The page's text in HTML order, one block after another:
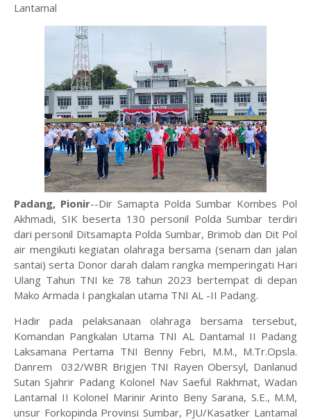
Lantamal
Padang, Pionir--Dir Samapta Polda Sumbar Kombes Pol
Akhmadi, SIK beserta 130 personil Polda Sumbar terdiri
dari personil Ditsamapta Polda Sumbar, Brimob dan Dit Pol
air mengikuti kegiatan olahraga bersama (senam dan jalan
santai) serta Donor darah dalam rangka memperingati Hari
Ulang Tahun TNI ke 78 tahun 2023 bertempat di depan
Mako Armada I pangkalan utama TNI AL -II Padang.
Hadir pada pelaksanaan olahraga bersama tersebut,
Komandan Pangkalan Utama TNI AL Dantamal II Padang
Laksamana Pertama TNI Benny Febri, M.M., M.Tr.Opsla.
Danrem 032/WBR Brigjen TNI Rayen Obersyl, Danlanud
Sutan Sjahrir Padang Kolonel Nav Saeful Rakhmat, Wadan
Lantamal II Kolonel Marinir Arinto Beny Sarana, S.E., M.M,
unsur Forkopinda Provinsi Sumbar, PJU/Kasatker Lantamal